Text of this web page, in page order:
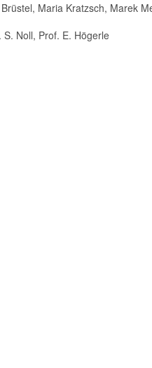
Maria Kratzsch, Marek
S. Noll, Prof. E. Högerle